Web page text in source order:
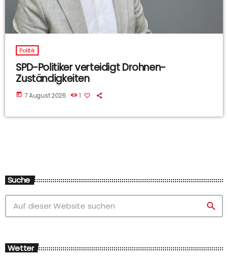
Politik
SPD-Politiker verteidigt Drohnen-
Zuständigkeiten
today 7 August 2026 1
Suche
search
Wetter